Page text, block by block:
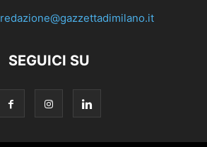
redazione@gazzettadimilano.it
SEGUICI SU